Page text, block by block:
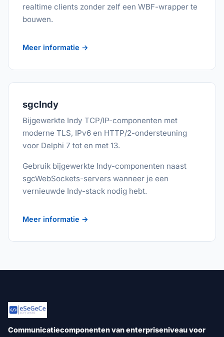
realtime clients zonder zelf een WBF-wrapper te
bouwen.
Meer informatie →
sgcIndy
Bijgewerkte Indy TCP/IP-componenten met
moderne TLS, IPv6 en HTTP/2-ondersteuning
voor Delphi 7 tot en met 13.
Gebruik bijgewerkte Indy-componenten naast
sgcWebSockets-servers wanneer je een
vernieuwde Indy-stack nodig hebt.
Meer informatie →
Communicatiecomponenten van enterpriseniveau voor